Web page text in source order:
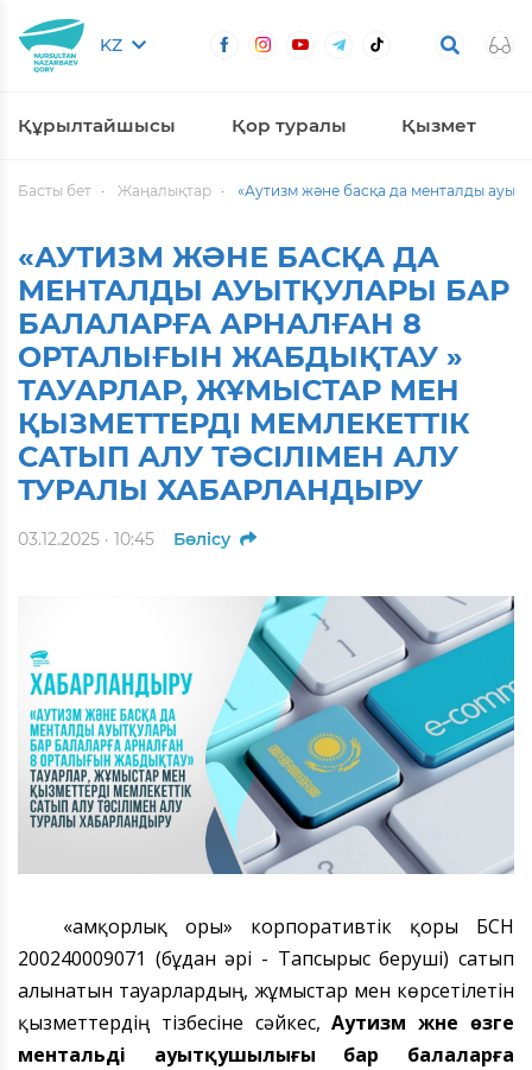
KZ
Құрылтайшысы Қор туралы Қызмет
Басты бет Жаңалықтар «Аутизм және басқа да менталды
«АУТИЗМ ЖӘНЕ БАСҚА ДА
МЕНТАЛДЫ АУЫТҚУЛАРЫ БАР
БАЛАЛАРҒА АРНАЛҒАН 8
ОРТАЛЫҒЫН ЖАБДЫҚТАУ »
ТАУАРЛАР, ЖҰМЫСТАР МЕН
ҚЫЗМЕТТЕРДІ МЕМЛЕКЕТТІК
САТЫП АЛУ ТӘСІЛІМЕН АЛУ
ТУРАЛЫ ХАБАРЛАНДЫРУ
03.12.2025 · 10:45 Бөлісу
«Қамқорлық Қоры» корпоративтік қоры БСН
200240009071 (бұдан әрі - Тапсырыс беруші) сатып
алынатын тауарлардың, жұмыстар мен көрсетілетін
қызметтердің тізбесіне сәйкес,Аутизм және өзге
ментальді ауытқушылығы бар балаларға